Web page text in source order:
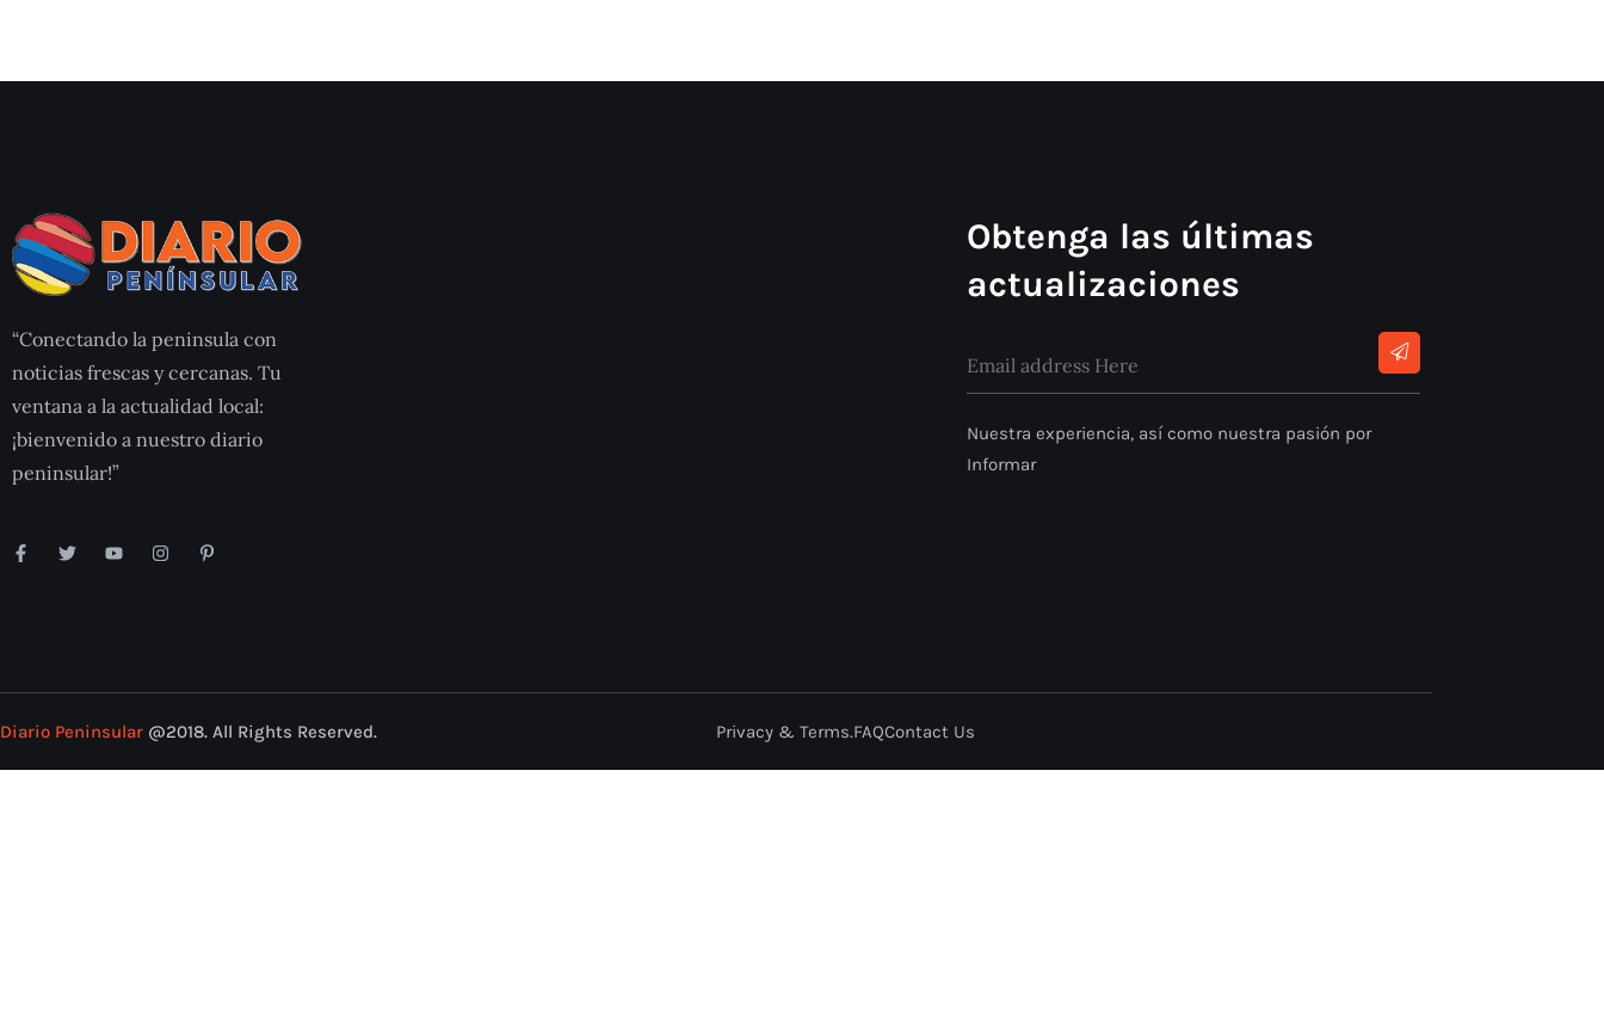
“Conectando la peninsula con
noticias frescas y cercanas. Tu
ventana a la actualidad local:
¡bienvenido a nuestro diario
peninsular!”
Obtenga las últimas
actualizaciones
Nuestra experiencia, así como nuestra pasión por
Informar
Diario Peninsular @2018. All Rights Reserved. Privacy & Terms.FAQContact Us